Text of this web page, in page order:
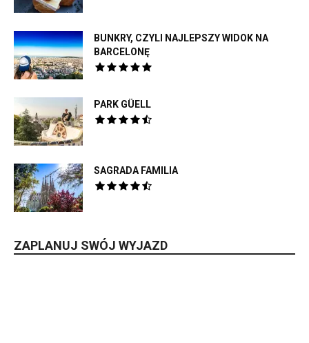
BUNKRY, CZYLI NAJLEPSZY WIDOK NA
BARCELONĘ
PARK GÜELL
SAGRADA FAMILIA
ZAPLANUJ SWÓJ WYJAZD